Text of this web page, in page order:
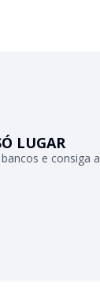
LUGAR
e consiga a